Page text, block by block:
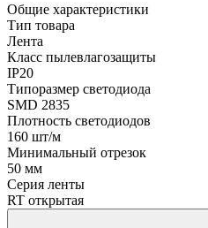
Общие характеристики
Тип товара
Лента
Класс пылевлагозащиты
IP20
Типоразмер светодиода
SMD 2835
Плотность светодиодов
160 шт/м
Минимальный отрезок
50 мм
Серия ленты
RT открытая